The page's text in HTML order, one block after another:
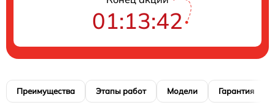
01:13:41
Преимущества Этапы работ Модели Гарантия